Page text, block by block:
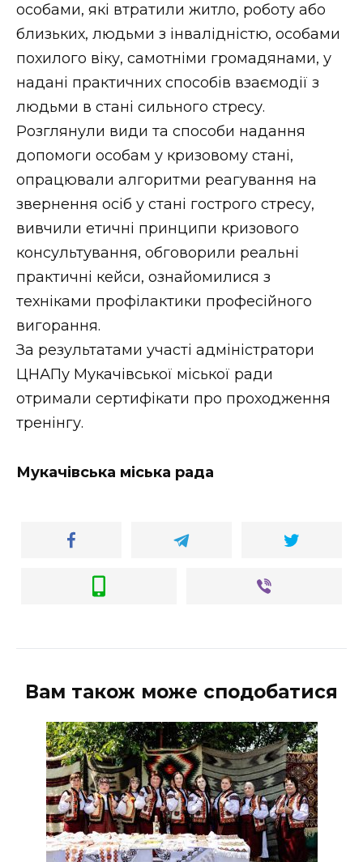
особами, які втратили житло, роботу або
близьких, людьми з інвалідністю, особами
похилого віку, самотніми громадянами, у
надані практичних способів взаємодії з
людьми в стані сильного стресу.
Розглянули види та способи надання
допомоги особам у кризовому стані,
опрацювали алгоритми реагування на
звернення осіб у стані гострого стресу,
вивчили етичні принципи кризового
консультування, обговорили реальні
практичні кейси, ознайомилися з
техніками профілактики професійного
вигорання.
За результатами участі адміністратори
ЦНАПу Мукачівської міської ради
отримали сертифікати про проходження
тренінгу.
Мукачівська міська рада
Вам також може сподобатися